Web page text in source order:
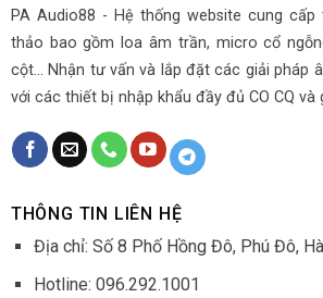
PA Audio88 - Hệ thống website cung
thảo bao gồm loa âm trần, micro cổ
cột... Nhận tư vấn và lắp đặt các giải pháp
với các thiết bị nhập khẩu đầy đủ CO CQ
THÔNG TIN LIÊN HỆ
Địa chỉ: Số 8 Phố Hồng Đô, Phú Đô,
Hotline: 096.292.1001